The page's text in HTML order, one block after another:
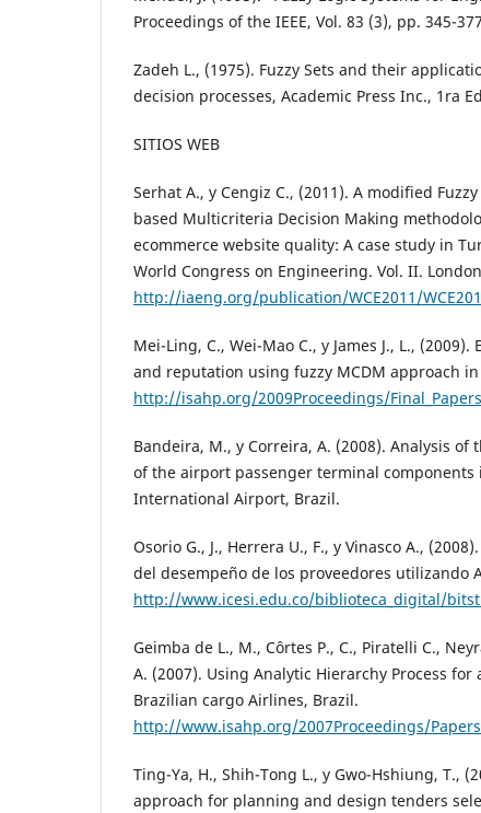
Proceedings of the IEEE, Vol. 83 (3), pp. 345-
Zadeh L., (1975). Fuzzy Sets and their
decision processes, Academic Press Inc., 1ra
SITIOS WEB
Serhat A., y Cengiz C., (2011). A modified
based Multicriteria Decision Making
ecommerce website quality: A case study in
World Congress on Engineering. Vol. II.
http://iaeng.org/publication/WCE2011/
Mei-Ling, C., Wei-Mao C., y James J., L.,
and reputation using fuzzy MCDM approach
http://isahp.org/2009Proceedings/
Bandeira, M., y Correira, A. (2008). Analysis
of the airport passenger terminal components
International Airport, Brazil.
Osorio G., J., Herrera U., F., y Vinasco A.,
del desempeño de los proveedores utilizando
http://www.icesi.edu.co/biblioteca_digital/
Geimba de L., M., Côrtes P., C., Piratelli C.,
A. (2007). Using Analytic Hierarchy Process for
Brazilian cargo Airlines, Brazil.
http://www.isahp.org/2007Proceedings/
Ting-Ya, H., Shih-Tong L., y Gwo-Hshiung, T.,
approach for planning and design tenders